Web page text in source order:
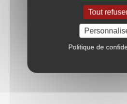
Tout
Politique de